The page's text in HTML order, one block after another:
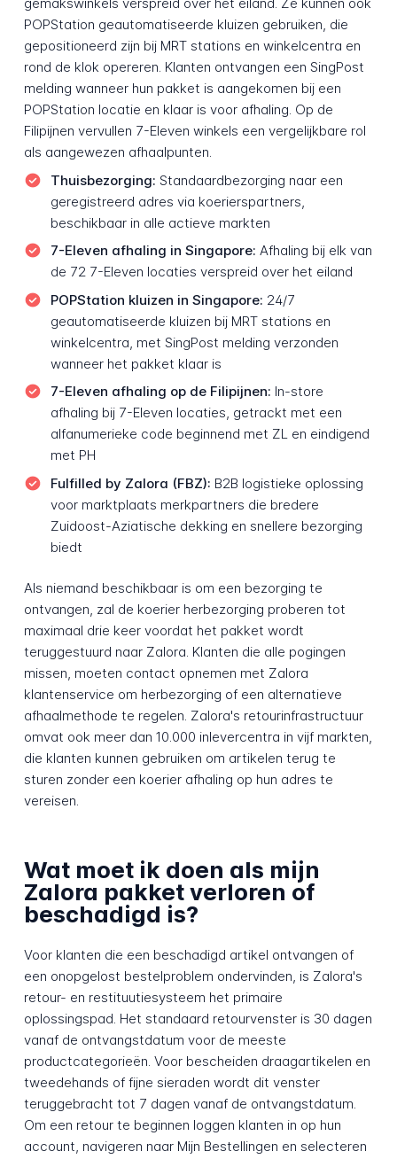
POPStation geautomatiseerde kluizen gebruiken, die
gepositioneerd zijn bij MRT stations en winkelcentra en
rond de klok opereren. Klanten ontvangen een SingPost
melding wanneer hun pakket is aangekomen bij een
POPStation locatie en klaar is voor afhaling. Op de
Filipijnen vervullen 7-Eleven winkels een vergelijkbare rol
als aangewezen afhaalpunten.
Thuisbezorging: Standaardbezorging naar een
geregistreerd adres via koerierspartners,
beschikbaar in alle actieve markten
7-Eleven afhaling in Singapore: Afhaling bij elk van
de 72 7-Eleven locaties verspreid over het eiland
POPStation kluizen in Singapore: 24/7
geautomatiseerde kluizen bij MRT stations en
winkelcentra, met SingPost melding verzonden
wanneer het pakket klaar is
7-Eleven afhaling op de Filipijnen: In-store
afhaling bij 7-Eleven locaties, getrackt met een
alfanumerieke code beginnend met ZL en eindigend
met PH
Fulfilled by Zalora (FBZ): B2B logistieke oplossing
voor marktplaats merkpartners die bredere
Zuidoost-Aziatische dekking en snellere bezorging
biedt
Als niemand beschikbaar is om een bezorging te
ontvangen, zal de koerier herbezorging proberen tot
maximaal drie keer voordat het pakket wordt
teruggestuurd naar Zalora. Klanten die alle pogingen
missen, moeten contact opnemen met Zalora
klantenservice om herbezorging of een alternatieve
afhaalmethode te regelen. Zalora's retourinfrastructuur
omvat ook meer dan 10.000 inlevercentra in vijf markten,
die klanten kunnen gebruiken om artikelen terug te
sturen zonder een koerier afhaling op hun adres te
vereisen.
Wat moet ik doen als mijn
Zalora pakket verloren of
beschadigd is?
Voor klanten die een beschadigd artikel ontvangen of
een onopgelost bestelproblem ondervinden, is Zalora's
retour- en restituutiesysteem het primaire
oplossingspad. Het standaard retourvenster is 30 dagen
vanaf de ontvangstdatum voor de meeste
productcategorieën. Voor bescheiden draagartikelen en
tweedehands of fijne sieraden wordt dit venster
teruggebracht tot 7 dagen vanaf de ontvangstdatum.
Om een retour te beginnen loggen klanten in op hun
account, navigeren naar Mijn Bestellingen en selecteren